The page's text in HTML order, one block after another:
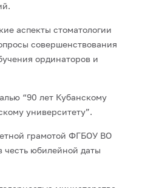
аспекты стоматологии
совершенствования
ординаторов и
“90 лет Кубанскому
университету”.
грамотой ФГБОУ ВО
юбилейной даты